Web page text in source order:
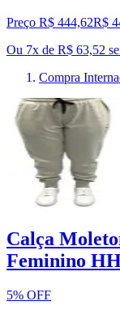
Preço R$ 444,62R$
Ou 7x de R$ 63,52
Compra
Calça
Feminino
5% OFF